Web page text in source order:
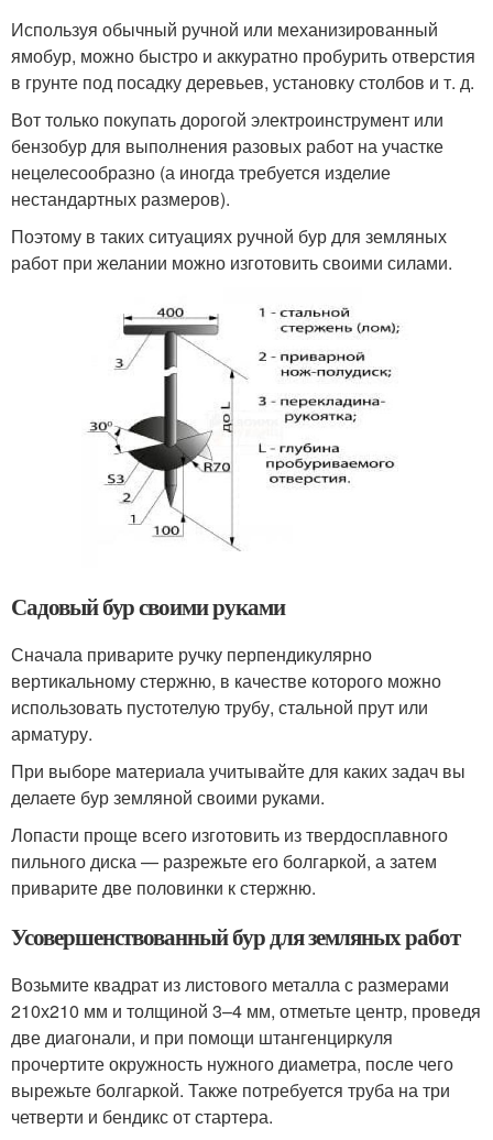
Используя обычный ручной или механизированный
ямобур, можно быстро и аккуратно пробурить отверстия
в грунте под посадку деревьев, установку столбов и т. д.
Вот только покупать дорогой электроинструмент или
бензобур для выполнения разовых работ на участке
нецелесообразно (а иногда требуется изделие
нестандартных размеров).
Поэтому в таких ситуациях ручной бур для земляных
работ при желании можно изготовить своими силами.
Садовый бур своими руками
Сначала приварите ручку перпендикулярно
вертикальному стержню, в качестве которого можно
использовать пустотелую трубу, стальной прут или
арматуру.
При выборе материала учитывайте для каких задач вы
делаете бур земляной своими руками.
Лопасти проще всего изготовить из твердосплавного
пильного диска — разрежьте его болгаркой, а затем
приварите две половинки к стержню.
Усовершенствованный бур для земляных работ
Возьмите квадрат из листового металла с размерами
210х210 мм и толщиной 3–4 мм, отметьте центр, проведя
две диагонали, и при помощи штангенциркуля
прочертите окружность нужного диаметра, после чего
вырежьте болгаркой. Также потребуется труба на три
четверти и бендикс от стартера.